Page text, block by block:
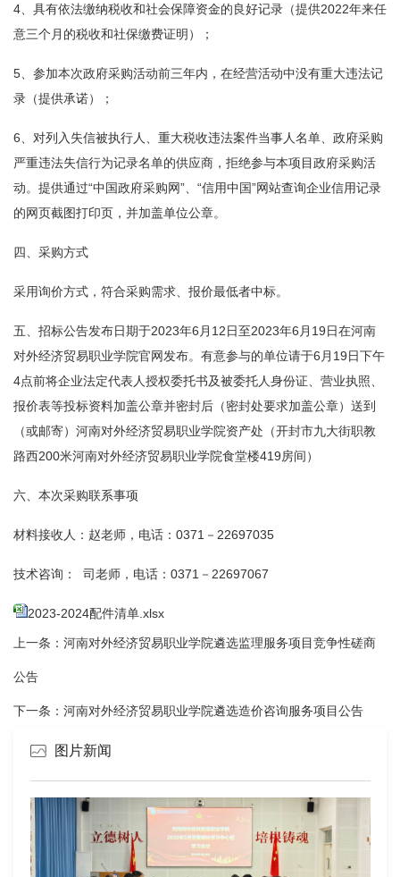
4、具有依法缴纳税收和社会保障资金的良好记录（提供2022年来任
意三个月的税收和社保缴费证明）；
5、参加本次政府采购活动前三年内，在经营活动中没有重大违法记
录（提供承诺）；
6、对列入失信被执行人、重大税收违法案件当事人名单、政府采购
严重违法失信行为记录名单的供应商，拒绝参与本项目政府采购活
动。提供通过“中国政府采购网”、“信用中国”网站查询企业信用记录
的网页截图打印页，并加盖单位公章。
四、采购方式
采用询价方式，符合采购需求、报价最低者中标。
五、招标公告发布日期于2023年6月12日至2023年6月19日在河南
对外经济贸易职业学院官网发布。有意参与的单位请于6月19日下午
4点前将企业法定代表人授权委托书及被委托人身份证、营业执照、
报价表等投标资料加盖公章并密封后（密封处要求加盖公章）送到
（或邮寄）河南对外经济贸易职业学院资产处（开封市九大街职教
路西200米河南对外经济贸易职业学院食堂楼419房间）
六、本次采购联系事项
材料接收人：赵老师，电话：0371－22697035
技术咨询： 司老师，电话：0371－22697067
2023-2024配件清单.xlsx
上一条： 河南对外经济贸易职业学院遴选监理服务项目竞争性磋商
公告
下一条： 河南对外经济贸易职业学院遴选造价咨询服务项目公告
图片新闻